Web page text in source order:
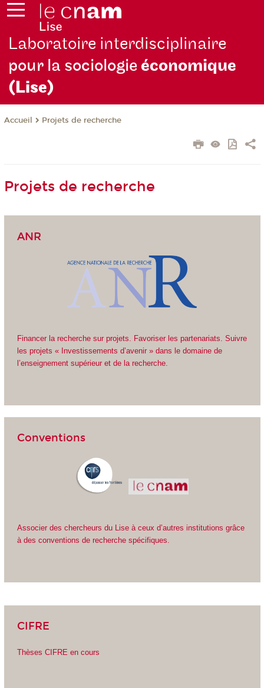
Laboratoire interdisciplinaire
pour la sociologieéconomique
(Lise)
Accueil Projets de recherche
Projets de recherche
ANR
Financer la recherche sur projets. Favoriser les partenariats. Suivre
les projets « Investissements d’avenir » dans le domaine de
l’enseignement supérieur et de la recherche.
Conventions
Associer des chercheurs du Lise à ceux d’autres institutions grâce
à des conventions de recherche spécifiques.
CIFRE
Thèses CIFRE en cours